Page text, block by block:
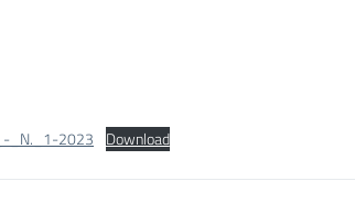
_N._1-2023 Download